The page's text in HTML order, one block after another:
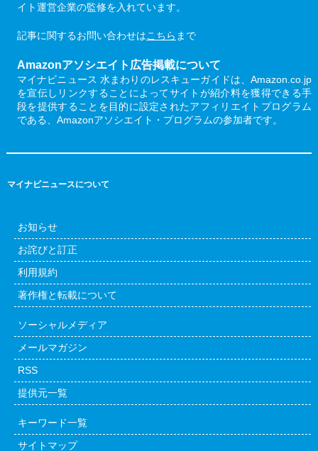
イト運営企業の監修を入れています。
記事に関するお問い合わせはこちら まで
Amazonアソシエイト広告掲載について
マイナビニュース 水まわりのレスキューガイドは、Amazon.co.jp
を宣伝しリンクすることによってサイトが紹介料を獲得できる手
段を提供することを目的に設定されたアフィリエイトプログラム
である、Amazonアソシエイト・プログラムの参加者です。
マイナビニュースについて
お知らせ
お詫びと訂正
利用規約
著作権と転載について
ソーシャルメディア
メールマガジン
RSS
提供元一覧
キーワード一覧
サイトマップ